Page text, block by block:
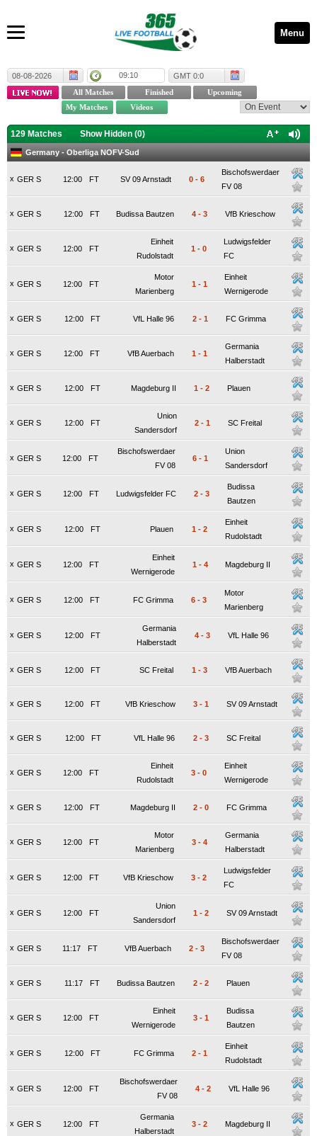
Menu
08-08-2026 09:10 GMT 0:0
129 Matches Show Hidden (0)
Germany - Oberliga NOFV-Sud
x GER S FT
12:00 SV 09 Arnstadt 0 - 6
Bischofswerdaer
FV 08
x GER S FT
12:00 Budissa Bautzen 4 - 3 VfB Krieschow
x GER S FT
12:00
Einheit
Rudolstadt
1 - 0
Ludwigsfelder
FC
x GER S FT
12:00
Motor
Marienberg
1 - 1
Einheit
Wernigerode
x GER S FT
12:00 VfL Halle 96 2 - 1 FC Grimma
x GER S FT
12:00 VfB Auerbach 1 - 1
Germania
Halberstadt
x GER S FT
12:00 Magdeburg II 1 - 2 Plauen
x GER S FT
12:00
Union
Sandersdorf
2 - 1 SC Freital
x GER S FT
12:00
Bischofswerdaer
FV 08
6 - 1
Union
Sandersdorf
x GER S FT
12:00 Ludwigsfelder FC 2 - 3
Budissa
Bautzen
x GER S FT
12:00 Plauen 1 - 2
Einheit
Rudolstadt
x GER S FT
12:00
Einheit
Wernigerode
1 - 4 Magdeburg II
x GER S FT
12:00 FC Grimma 6 - 3
Motor
Marienberg
x GER S FT
12:00
Germania
Halberstadt
4 - 3 VfL Halle 96
x GER S FT
12:00 SC Freital 1 - 3 VfB Auerbach
x GER S FT
12:00 VfB Krieschow 3 - 1 SV 09 Arnstadt
x GER S FT
12:00 VfL Halle 96 2 - 3 SC Freital
x GER S FT
12:00
Einheit
Rudolstadt
3 - 0
Einheit
Wernigerode
x GER S FT
12:00 Magdeburg II 2 - 0 FC Grimma
x GER S FT
12:00
Motor
Marienberg
3 - 4
Germania
Halberstadt
x GER S FT
12:00 VfB Krieschow 3 - 2
Ludwigsfelder
FC
x GER S FT
12:00
Union
Sandersdorf
1 - 2 SV 09 Arnstadt
x GER S FT
11:17 VfB Auerbach 2 - 3
Bischofswerdaer
FV 08
x GER S FT
11:17 Budissa Bautzen 2 - 2 Plauen
x GER S FT
12:00
Einheit
Wernigerode
3 - 1
Budissa
Bautzen
x GER S FT
12:00 FC Grimma 2 - 1
Einheit
Rudolstadt
x GER S FT
12:00
Bischofswerdaer
FV 08
4 - 2 VfL Halle 96
x GER S FT
12:00
Germania
Halberstadt
3 - 2 Magdeburg II